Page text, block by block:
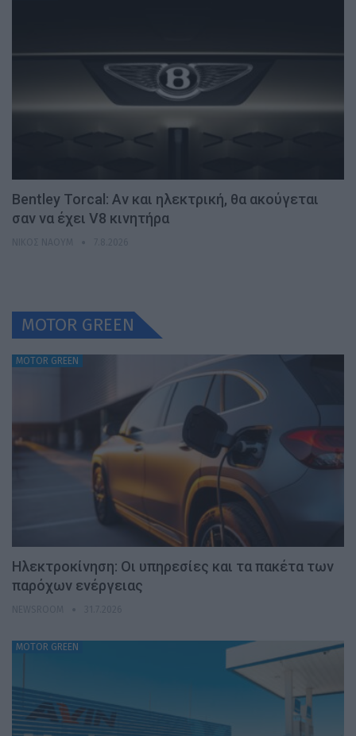
Bentley Torcal: Αν και ηλεκτρική, θα ακούγεται
σαν να έχει V8 κινητήρα
MOTOR GREEN
MOTOR GREEN
Ηλεκτροκίνηση: Οι υπηρεσίες και τα πακέτα των
παρόχων ενέργειας
MOTOR GREEN